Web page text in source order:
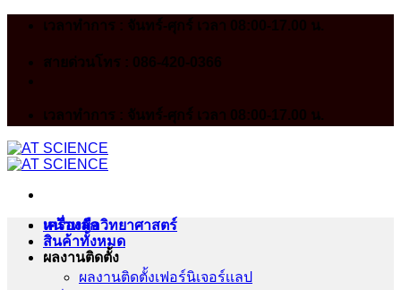
Skip
เวลาทำการ : จันทร์-ศุกร์ เวลา 08:00-17.00 น.
สายด่วนโทร : 086-420-0366
เวลาทำการ : จันทร์-ศุกร์ เวลา 08:00-17.00 น.
หน้าหลัก
สินค้าทั้งหมด
ผลงานติดตั้ง
ผลงานติดตั้งเฟอร์นิเจอร์เเลป
เครื่องมือวิทยาศาสตร์